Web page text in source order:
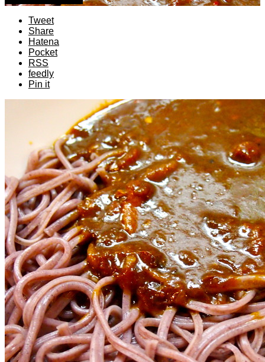
Tweet
Share
Hatena
Pocket
RSS
feedly
Pin it